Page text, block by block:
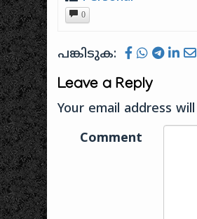
നോക്കി നിന്ന കാലം (2)…
0
പങ്കിടുക:
Leave a Reply
Your email address
Comment